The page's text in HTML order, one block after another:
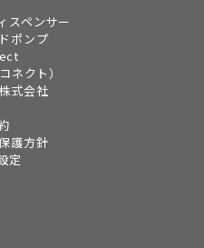
スペンサー
ポンプ
ネクト）
式会社
護方針
定